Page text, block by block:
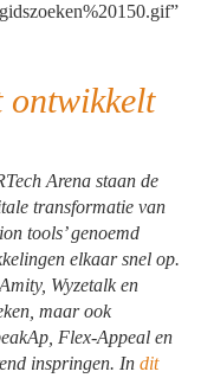
Arena staan de
transformatie van
tools’ genoemd
elkaar snel op.
Wyzetalk en
maar ook
Flex-Appeal en
inspringen. Indit